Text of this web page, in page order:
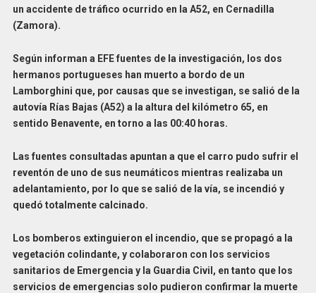
un accidente de tráfico ocurrido en la A52, en Cernadilla
(Zamora).
Según informan a EFE fuentes de la investigación, los dos
hermanos portugueses han muerto a bordo de un
Lamborghini que, por causas que se investigan, se salió de la
autovía Rías Bajas (A52) a la altura del kilómetro 65, en
sentido Benavente, en torno a las 00:40 horas.
Las fuentes consultadas apuntan a que el carro pudo sufrir el
reventón de uno de sus neumáticos mientras realizaba un
adelantamiento, por lo que se salió de la vía, se incendió y
quedó totalmente calcinado.
Los bomberos extinguieron el incendio, que se propagó a la
vegetación colindante, y colaboraron con los servicios
sanitarios de Emergencia y la Guardia Civil, en tanto que los
servicios de emergencias solo pudieron confirmar la muerte